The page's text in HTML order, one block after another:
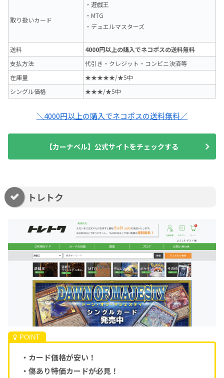
取り扱いカード
・遊戯王
・MTG
・デュエルマスターズ
送料
4000円以上の購入でネコポスの送料無料
支払方法
代引き・クレジット・コンビニ決済等
在庫量
★★★★★/★5中
シングル価格
★★★/★5中
＼4000円以上の購入でネコポスの送料無料／
【カーナベル】公式サイトをチェックする
トレトク
・カード価格が安い！
・傷あり特価カードが必見！